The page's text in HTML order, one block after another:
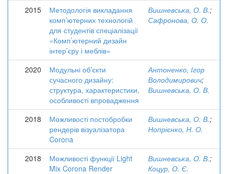
2015
Методологія викладання
комп’ютерних технологій
для студентів спеціалізації
«Комп’ютерний дизайн
інтер’єру і меблів»
Вишневська, О. В.;
Сафронова, О. О.
2020
Модульні об’єкти
сучасного дизайну:
структура, характеристики,
особливості впровадження
Антоненко, Ігор
Володимирович;
Вишневська, О. В.
2018
Можливості постобробки
рендерів візуалізатора
Corona
Вишневська, О. В.;
Нопрієнко, Н. О.
2018
Можливості функції Light
Mix Corona Render
Вишневська, О. В.;
Коцур, О. Є.